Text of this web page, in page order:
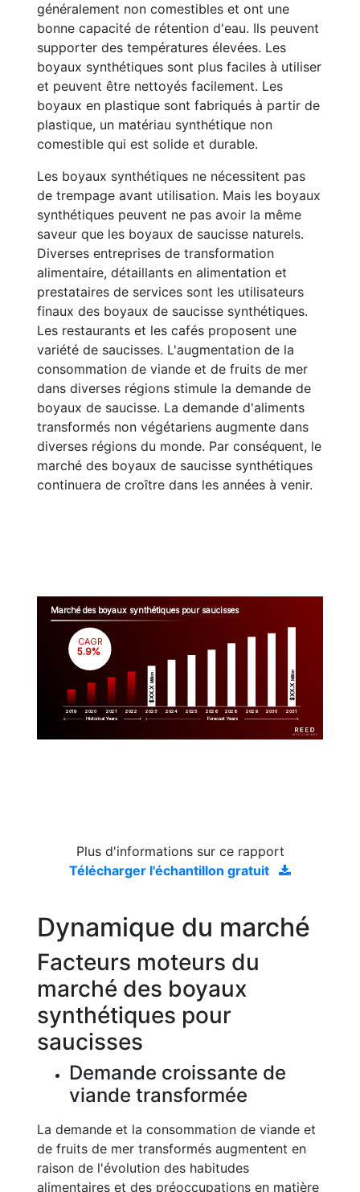
généralement non comestibles et ont une
bonne capacité de rétention d'eau. Ils peuvent
supporter des températures élevées. Les
boyaux synthétiques sont plus faciles à utiliser
et peuvent être nettoyés facilement. Les
boyaux en plastique sont fabriqués à partir de
plastique, un matériau synthétique non
comestible qui est solide et durable.
Les boyaux synthétiques ne nécessitent pas
de trempage avant utilisation. Mais les boyaux
synthétiques peuvent ne pas avoir la même
saveur que les boyaux de saucisse naturels.
Diverses entreprises de transformation
alimentaire, détaillants en alimentation et
prestataires de services sont les utilisateurs
finaux des boyaux de saucisse synthétiques.
Les restaurants et les cafés proposent une
variété de saucisses. L'augmentation de la
consommation de viande et de fruits de mer
dans diverses régions stimule la demande de
boyaux de saucisse. La demande d'aliments
transformés non végétariens augmente dans
diverses régions du monde. Par conséquent, le
marché des boyaux de saucisse synthétiques
continuera de croître dans les années à venir.
Marché des boyaux synthétiques pour saucisses
2019 2020 2021 2022 2023 2024 2025 2026 2028 2029 2030 2031
$XX.X
Million
$XX.X
Million
CAGR
5.9%
Historical Years Forecast Years
Plus d'informations sur ce rapport
Télécharger l'échantillon gratuit
Dynamique du marché
Facteurs moteurs du
marché des boyaux
synthétiques pour
saucisses
Demande croissante de
viande transformée
La demande et la consommation de viande et
de fruits de mer transformés augmentent en
raison de l'évolution des habitudes
alimentaires et des préoccupations en matière